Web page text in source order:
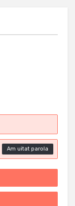
Am uitat parola